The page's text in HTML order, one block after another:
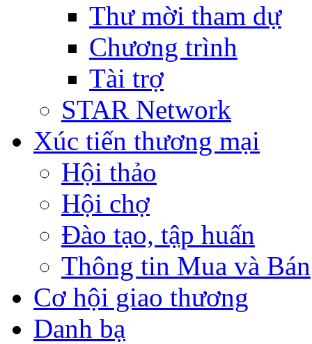
Thư mời tham dự
Chương trình
Tài trợ
STAR Network
Xúc tiến thương mại
Hội thảo
Hội chợ
Đào tạo, tập huấn
Thông tin Mua và Bán
Cơ hội giao thương
Danh bạ